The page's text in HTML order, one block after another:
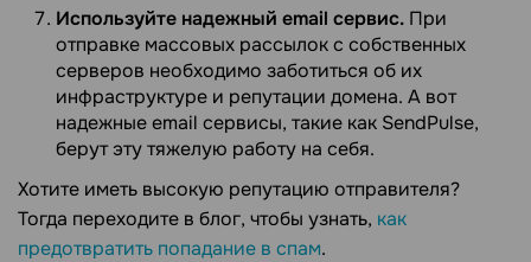
Используйте надежный email сервис. При
отправке массовых рассылок с собственных
серверов необходимо заботиться об их
инфраструктуре и репутации домена. А вот
надежные email сервисы, такие как SendPulse,
берут эту тяжелую работу на себя.
Хотите иметь высокую репутацию отправителя?
Тогда переходите в блог, чтобы узнать, как
предотвратить попадание в спам.